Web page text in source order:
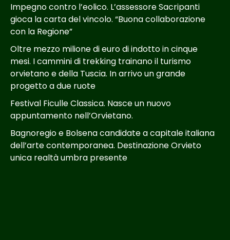
Impegno contro l’eolico. L’assessore Sacripanti
gioca la carta del vincolo. “Buona collaborazione
con la Regione”
Oltre mezzo milione di euro di indotto in cinque
mesi. I cammini di trekking trainano il turismo
orvietano e della Tuscia. In arrivo un grande
progetto a due ruote
Festival Ficulle Classica. Nasce un nuovo
appuntamento nell’Orvietano.
Bagnoregio e Bolsena candidate a capitale italiana
dell’arte contemporanea. Destinazione Orvieto
unica realtà umbra presente